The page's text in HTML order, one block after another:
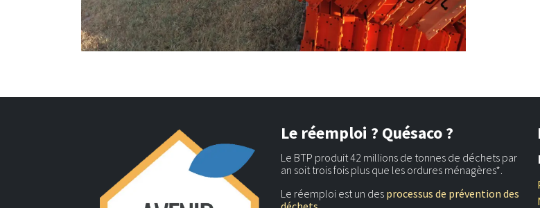
Le réemploi ? Quésaco ?
Le BTP produit 42 millions de tonnes de déchets par
an soit trois fois plus que les ordures ménagères*.
Le réemploi est un des processus de prévention des